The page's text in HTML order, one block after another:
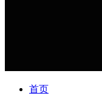
首页